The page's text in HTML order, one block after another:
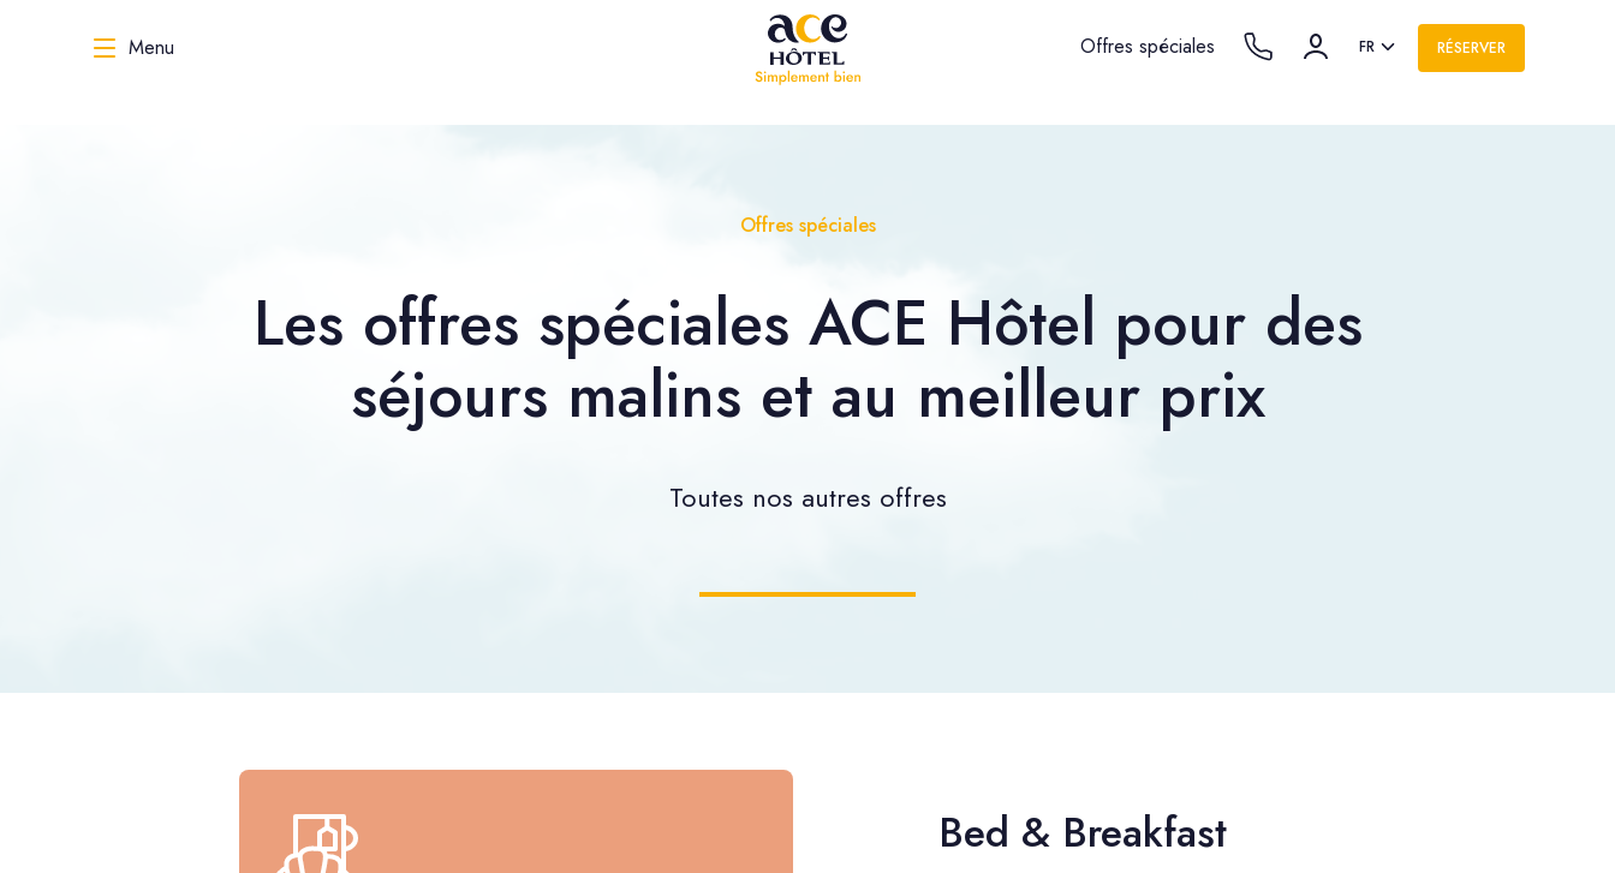
Menu Offres spéciales FR RÉSERVER
Offres spéciales
Les offres spéciales ACE Hôtel pour des
séjours malins et au meilleur prix
Toutes nos autres offres
Bed & Breakfast